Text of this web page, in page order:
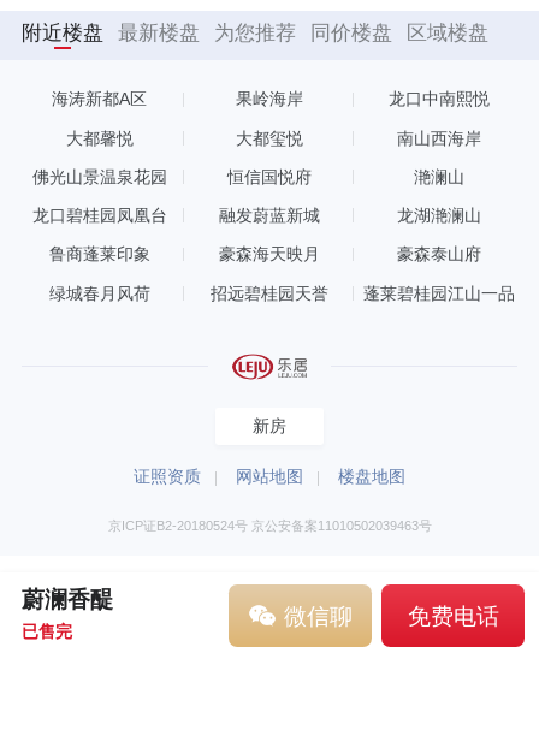
附近楼盘 最新楼盘 为您推荐 同价楼盘 区域楼盘
海涛新都A区 果岭海岸 龙口中南熙悦
大都馨悦 大都玺悦 南山西海岸
佛光山景温泉花园 恒信国悦府 滟澜山
龙口碧桂园凤凰台 融发蔚蓝新城 龙湖滟澜山
鲁商蓬莱印象 豪森海天映月 豪森泰山府
绿城春月风荷 招远碧桂园天誉 蓬莱碧桂园江山一品
新房
证照资质 网站地图 楼盘地图
京ICP证B2-20180524号 京公安备案11010502039463号
蔚澜香醍
已售完
微信聊 免费电话